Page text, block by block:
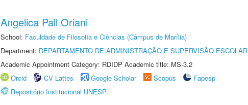
Angelica Pall Oriani
School: Faculdade de Filosofia e Ciências (Câmpus de Marília)
Department: DEPARTAMENTO DE ADMINISTRAÇÃO E SUPERVISÃO ESCOLAR
Academic Appointment Category: RDIDP Academic title: MS-3.2
Orcid
CV Lattes Google Scholar Scopus
Fapesp
Repositório Institucional UNESP